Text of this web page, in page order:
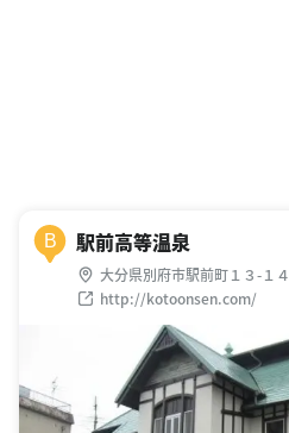
B 駅前高等温泉
大分県別府市駅前町１３-１４
http://kotoonsen.com/